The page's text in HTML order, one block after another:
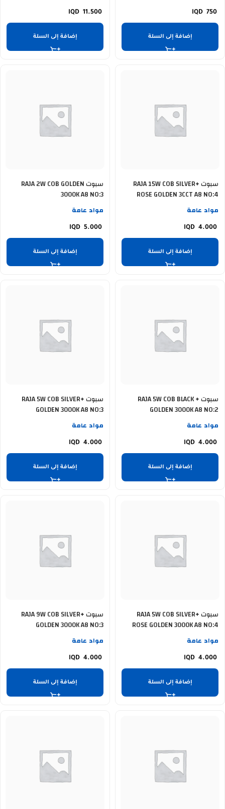
750
إضافة إلى السلة
11.500
إضافة إلى السلة
سبوت RAJA 15W COB SILVER+
ROSE GOLDEN 3CCT A8 NO:4
مواد عامة
4.000
إضافة إلى السلة
سبوت RAJA 2W COB GOLDEN
3000K A8 NO:3
مواد عامة
5.000
إضافة إلى السلة
سبوت RAJA 5W COB BLACK +
GOLDEN 3000K A8 NO:2
مواد عامة
4.000
إضافة إلى السلة
سبوت RAJA 5W COB SILVER+
GOLDEN 3000K A8 NO:3
مواد عامة
4.000
إضافة إلى السلة
سبوت RAJA 5W COB SILVER+
ROSE GOLDEN 3000K A8 NO:4
مواد عامة
4.000
إضافة إلى السلة
سبوت RAJA 9W COB SILVER+
GOLDEN 3000K A8 NO:3
مواد عامة
4.000
إضافة إلى السلة